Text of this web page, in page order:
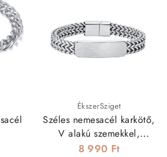
ÉkszerSziget
Széles nemesacél karkötő,
V alakú szemekkel,
gravírozható elemmel
8 990 Ft